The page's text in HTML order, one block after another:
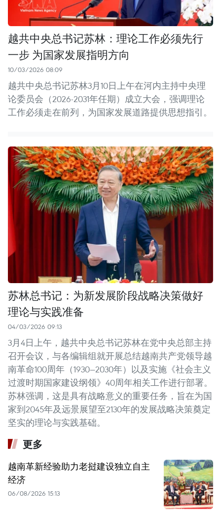
越共中央总书记苏林：理论工作必须先行
一步 为国家发展指明方向
10/03/2026 08:09
越共中央总书记苏林3月10日上午在河内主持中央理
论委员会（2026-2031年任期）成立大会，强调理论
工作必须走在前列，为国家发展道路提供思想指引。
苏林总书记：为新发展阶段战略决策做好
理论与实践准备
04/03/2026 09:13
3月4日上午，越共中央总书记苏林在党中央总部主持
召开会议，与各编辑组就开展总结越南共产党领导越
南革命100周年（1930—2030年）以及实施《社会主义
过渡时期国家建设纲领》40周年相关工作进行部署。
苏林强调，这是具有战略意义的重要任务，旨在为国
家到2045年及远景展望至2130年的发展战略决策奠定
坚实的理论与实践基础。
更多
越南革新经验助力老挝建设独立自主
经济
06/08/2026 15:13